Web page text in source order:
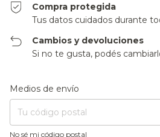
Compra protegida
Tus datos cuidados durante
Cambios y devoluciones
Si no te gusta, podés
Entregas para el CP:
Medios de envío
No sé mi código postal